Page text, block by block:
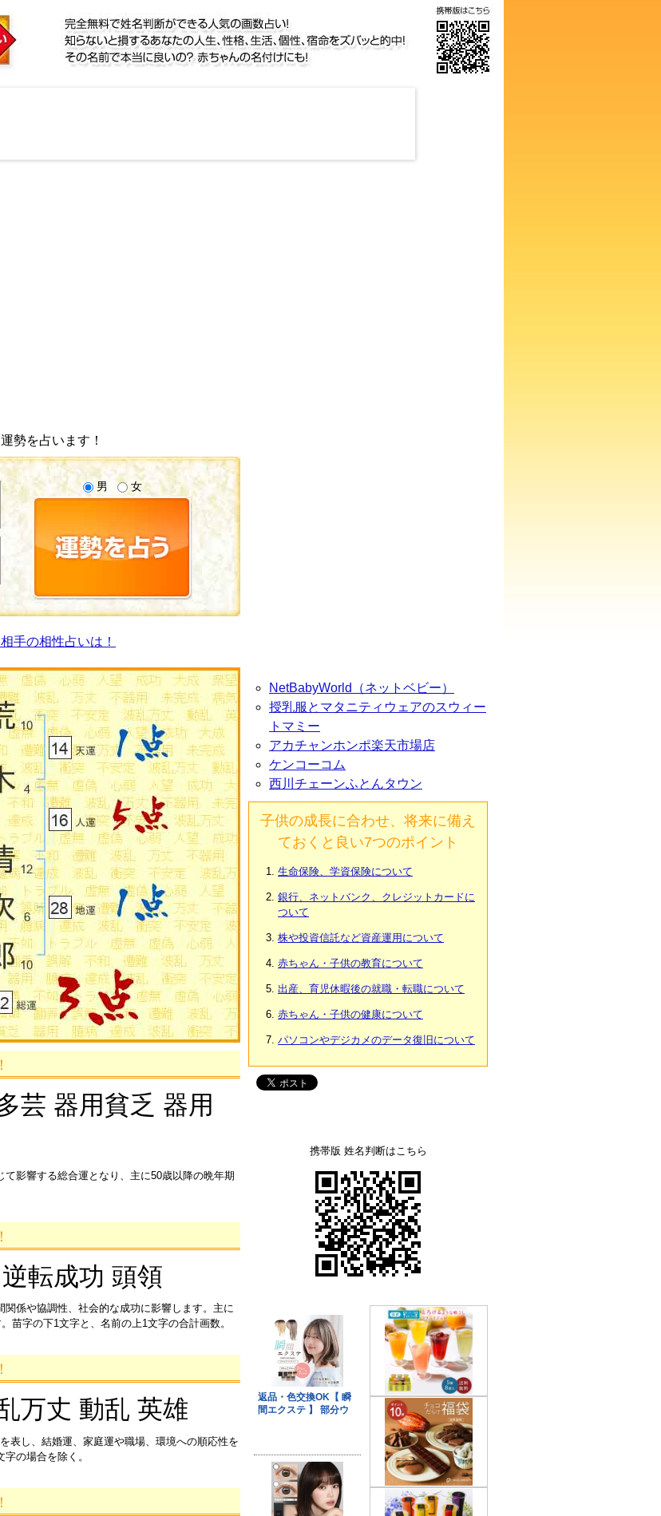
勢を占います！
男 女
手の相性占いは！
！
芸 器用貧乏 器用
影響する総合運となり、主に50歳以降の晩年期
！
転成功 頭領
係や協調性、社会的な成功に影響します。主に
苗字の下1文字と、名前の上1文字の合計画数。
！
万丈 動乱 英雄
表し、結婚運、家庭運や職場、環境への順応性を
の場合を除く。
！
NetBabyWorld（ネットベビー）
授乳服とマタニティウェアのスウィー
トマミー
アカチャンホンポ楽天市場店
ケンコーコム
西川チェーンふとんタウン
子供の成長に合わせ、将来に備え
ておくと良い7つのポイント
生命保険、学資保険について
銀行、ネットバンク、クレジットカードに
ついて
株や投資信託など資産運用について
赤ちゃん・子供の教育について
出産、育児休暇後の就職・転職について
赤ちゃん・子供の健康について
パソコンやデジカメのデータ復旧について
携帯版 姓名判断はこちら